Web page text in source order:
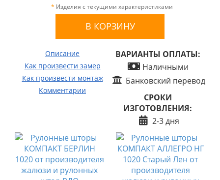
* Изделия с текущими характеристиками
Описание
Как произвести замер
Как произвести монтаж
Комментарии
ВАРИАНТЫ ОПЛАТЫ:
Наличными
Банковский перевод
СРОКИ
ИЗГОТОВЛЕНИЯ:
2-3 дня